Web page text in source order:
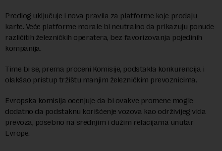
Predlog uključuje i nova pravila za platforme koje prodaju
karte. Veće platforme morale bi neutralno da prikazuju ponude
različitih železničkih operatera, bez favorizovanja pojedinih
kompanija.
Time bi se, prema proceni Komisije, podstakla konkurencija i
olakšao pristup tržištu manjim železničkim prevoznicima.
Evropska komisija ocenjuje da bi ovakve promene mogle
dodatno da podstaknu korišćenje vozova kao održivijeg vida
prevoza, posebno na srednjim i dužim relacijama unutar
Evrope.